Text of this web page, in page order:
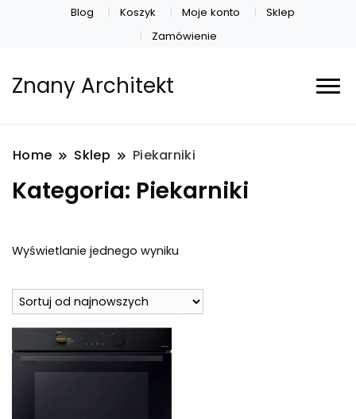
Blog Koszyk Moje konto
Sklep
Zamówienie
Znany Architekt
Home Sklep Piekarniki
Kategoria: Piekarniki
Wyświetlanie jednego wyniku